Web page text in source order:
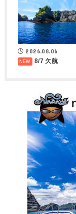
2026.08.06
8/7 欠航